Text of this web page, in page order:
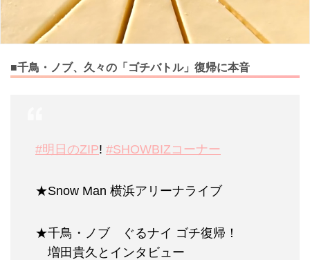
■千鳥・ノブ、久々の「ゴチバトル」復帰に本音
#明日のZIP! #SHOWBIZコーナー
★Snow Man 横浜アリーナライブ
★千鳥・ノブ ぐるナイ ゴチ復帰！
増田貴久とインタビュー